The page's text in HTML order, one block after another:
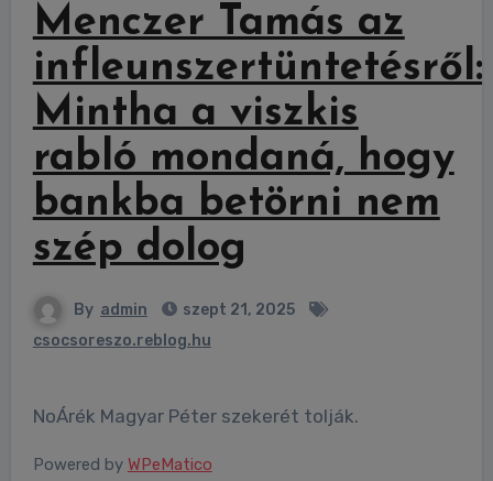
Menczer Tamás az
infleunszertüntetésről:
Mintha a viszkis
rabló mondaná, hogy
bankba betörni nem
szép dolog
By admin
szept 21, 2025
csocsoreszo.reblog.hu
NoÁrék Magyar Péter szekerét tolják.
Powered by WPeMatico